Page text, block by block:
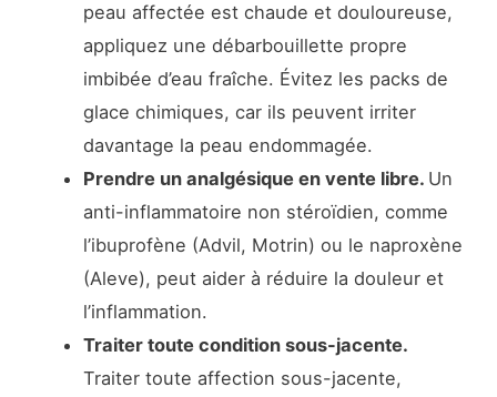
peau affectée est chaude et douloureuse,
appliquez une débarbouillette propre
imbibée d’eau fraîche. Évitez les packs de
glace chimiques, car ils peuvent irriter
davantage la peau endommagée.
Prendre un analgésique en vente libre. Un
anti-inflammatoire non stéroïdien, comme
l’ibuprofène (Advil, Motrin) ou le naproxène
(Aleve), peut aider à réduire la douleur et
l’inflammation.
Traiter toute condition sous-jacente.
Traiter toute affection sous-jacente,